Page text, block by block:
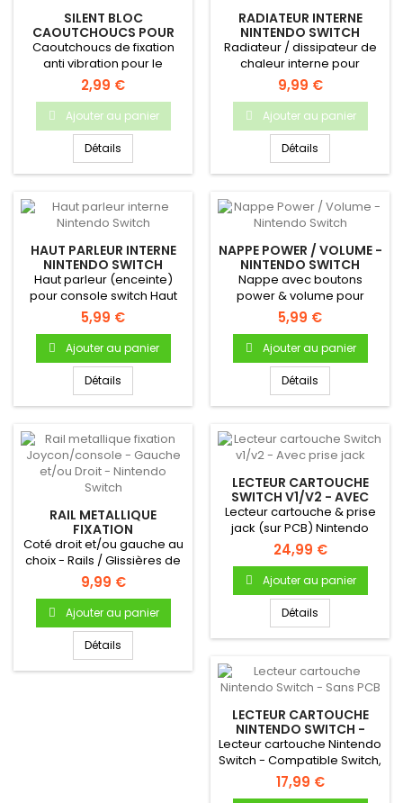
SILENT BLOC
CAOUTCHOUCS POUR
VENTILATEUR SWITCH
Caoutchoucs de fixation
anti vibration pour le
ventilateur de la Nintendo
Switch
2,99 €
Ajouter au panier
Détails
RADIATEUR INTERNE
NINTENDO SWITCH
Radiateur / dissipateur de
chaleur interne pour
Nintendo Switch.pièce
neuve...
9,99 €
Ajouter au panier
Détails
HAUT PARLEUR INTERNE
NINTENDO SWITCH
Haut parleur (enceinte)
pour console switch Haut
parleur interne Pour
console...
5,99 €
Ajouter au panier
Détails
NAPPE POWER / VOLUME -
NINTENDO SWITCH
Nappe avec boutons
power & volume pour
Nintendo Switch - Pièce
neuve...
5,99 €
Ajouter au panier
Détails
RAIL METALLIQUE
FIXATION
JOYCON/CONSOLE -
GAUCHE ET/OU DROIT -
NINTENDO SWITCH
Coté droit et/ou gauche au
choix - Rails / Glissières de
fixation Joy-con sur...
9,99 €
Ajouter au panier
Détails
LECTEUR CARTOUCHE
SWITCH V1/V2 - AVEC
PRISE JACK
Lecteur cartouche & prise
jack (sur PCB) Nintendo
SwitchLecteur Switch...
24,99 €
Ajouter au panier
Détails
LECTEUR CARTOUCHE
NINTENDO SWITCH -
SANS PCB
Lecteur cartouche Nintendo
Switch - Compatible Switch,
Switch Lite et Switch...
17,99 €